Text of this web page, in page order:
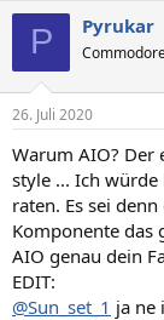
e
:
P Pyrukar
26. Juli 2020
Warum AIO? Der
style ... Ich
raten. Es sei
Komponente das
AIO genau dein
EDIT:
@Sun_set_1 ja ne